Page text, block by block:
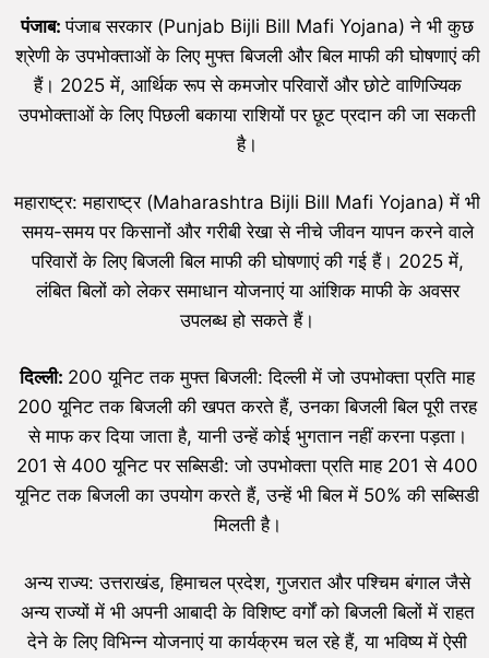
पंजाब:पंजाब सरकार (Punjab Bijli Bill Mafi Yojana) ने भी कुछ
श्रेणी के उपभोक्ताओं के लिए मुफ्त बिजली और बिल माफी की घोषणाएं की
हैं। 2025 में, आर्थिक रूप से कमजोर परिवारों और छोटे वाणिज्यिक
उपभोक्ताओं के लिए पिछली बकाया राशियों पर छूट प्रदान की जा सकती
है।
महाराष्ट्र: महाराष्ट्र (Maharashtra Bijli Bill Mafi Yojana) में भी
समय-समय पर किसानों और गरीबी रेखा से नीचे जीवन यापन करने वाले
परिवारों के लिए बिजली बिल माफी की घोषणाएं की गई हैं। 2025 में,
लंबित बिलों को लेकर समाधान योजनाएं या आंशिक माफी के अवसर
उपलब्ध हो सकते हैं।
दिल्ली: 200 यूनिट तक मुफ्त बिजली: दिल्ली में जो उपभोक्ता प्रति माह
200 यूनिट तक बिजली की खपत करते हैं, उनका बिजली बिल पूरी तरह
से माफ कर दिया जाता है, यानी उन्हें कोई भुगतान नहीं करना पड़ता।
201 से 400 यूनिट पर सब्सिडी: जो उपभोक्ता प्रति माह 201 से 400
यूनिट तक बिजली का उपयोग करते हैं, उन्हें भी बिल में 50% की सब्सिडी
मिलती है।
अन्य राज्य: उत्तराखंड, हिमाचल प्रदेश, गुजरात और पश्चिम बंगाल जैसे
अन्य राज्यों में भी अपनी आबादी के विशिष्ट वर्गों को बिजली बिलों में राहत
देने के लिए विभिन्न योजनाएं या कार्यक्रम चल रहे हैं, या भविष्य में ऐसी